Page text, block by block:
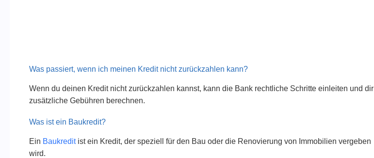
Was passiert, wenn ich meinen Kredit nicht zurückzahlen kann?
Wenn du deinen Kredit nicht zurückzahlen kannst, kann die Bank rechtliche Schritte einleiten und dir
zusätzliche Gebühren berechnen.
Was ist ein Baukredit?
Ein Baukreditist ein Kredit, der speziell für den Bau oder die Renovierung von Immobilien vergeben
wird.